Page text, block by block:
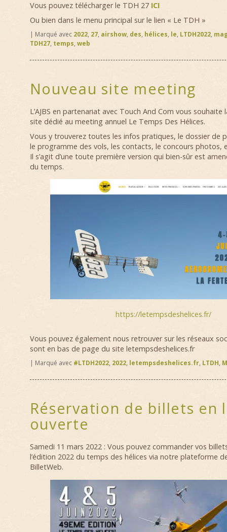
Vous pouvez télécharger le TDH 27 ICI
Ou bien dans le menu principal sur le lien « Le TDH »
| Marqué avec 2022, 27, airshow, des, hélices, le, LTDH2022,
TDH27, temps, web
Nouveau site meeting
L’AJBS en partenariat avec Touch And Com vous souhaite
site dédié au meeting annuel Le Temps Des Hélices.
Vous y trouverez toutes les infos pratiques, le dossier de
le programme des vols, les contacts, le concours photos,
Il s’agit d’une toute première version qui bien-sûr est
du temps.
https://letempsdeshelices.fr/
Vous pouvez également nous retrouver sur les réseaux
sont en bas de page du site letempsdeshelices.fr
| Marqué avec #LTDH2022, 2022, letempsdeshelices.fr, LTDH,
Réservation de billets en
ouverte
Samedi 11 mars 2022 : Vous pouvez commander vos
l’édition 2022 du temps des hélices via notre plateforme
BilletWeb.